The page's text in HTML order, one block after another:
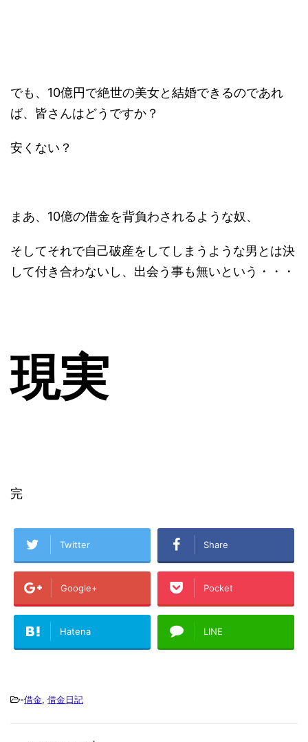
でも、10億円で絶世の美女と結婚できるのであれ
ば、皆さんはどうですか？
安くない？
まあ、10億の借金を背負わされるような奴、
そしてそれで自己破産をしてしまうような男とは決
して付き合わないし、出会う事も無いという・・・
現実
完
Twitter Share
Google+ Pocket
Hatena LINE
-借金, 借金日記